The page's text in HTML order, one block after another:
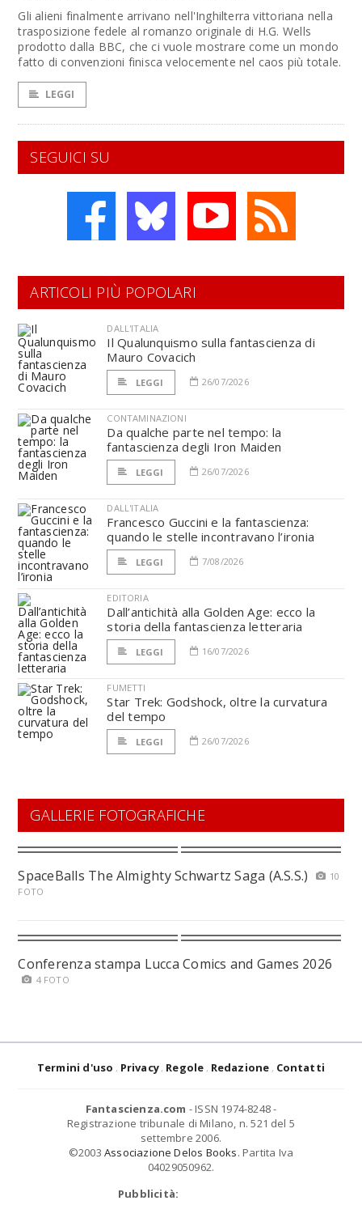
Gli alieni finalmente arrivano nell'Inghilterra vittoriana nella
trasposizione fedele al romanzo originale di H.G. Wells
prodotto dalla BBC, che ci vuole mostrare come un mondo
fatto di convenzioni finisca velocemente nel caos più totale.
LEGGI
SEGUICI SU
ARTICOLI PIÙ POPOLARI
DALL'ITALIA
Il Qualunquismo sulla fantascienza di
Mauro Covacich
LEGGI 26/07/2026
CONTAMINAZIONI
Da qualche parte nel tempo: la
fantascienza degli Iron Maiden
LEGGI 26/07/2026
DALL'ITALIA
Francesco Guccini e la fantascienza:
quando le stelle incontravano l’ironia
LEGGI 7/08/2026
EDITORIA
Dall’antichità alla Golden Age: ecco la
storia della fantascienza letteraria
LEGGI 16/07/2026
FUMETTI
Star Trek: Godshock, oltre la curvatura
del tempo
LEGGI 26/07/2026
GALLERIE FOTOGRAFICHE
SpaceBalls The Almighty Schwartz Saga (A.S.S.)
10
FOTO
Conferenza stampa Lucca Comics and Games 2026
4 FOTO
Termini d'uso Privacy Regole Redazione Contatti
Fantascienza.com - ISSN 1974-8248 -
Registrazione tribunale di Milano, n. 521 del 5
settembre 2006.
©2003 Associazione Delos Books. Partita Iva
04029050962.
Pubblicità: